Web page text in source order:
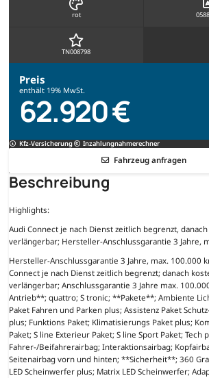
rot
TN008798
Preis
enthält 19% MwSt.
62.920 €
Kfz-Versicherung Inzahlungnahmerechner
Fahrzeug anfragen
Beschreibung
Highlights:
Audi Connect je nach Dienst zeitlich begrenzt,
verlängerbar; Hersteller-Anschlussgarantie 3 Jahre,
Hersteller-Anschlussgarantie 3 Jahre, max. 100.000
Connect je nach Dienst zeitlich begrenzt; danach
verlängerbar; Anschlussgarantie 3 Jahre max.
Antrieb**; quattro; S tronic; **Pakete**; Ambiente
Paket Fahren und Parken plus; Assistenz Paket
plus; Funktions Paket; Klimatisierungs Paket plus;
Paket; S line Exterieur Paket; S line Sport Paket;
Fahrer-/Beifahrerairbag; Interaktionsairbag;
Seitenairbag vorn und hinten; **Sicherheit**; 360
LED Scheinwerfer plus; Matrix LED Scheinwerfer;